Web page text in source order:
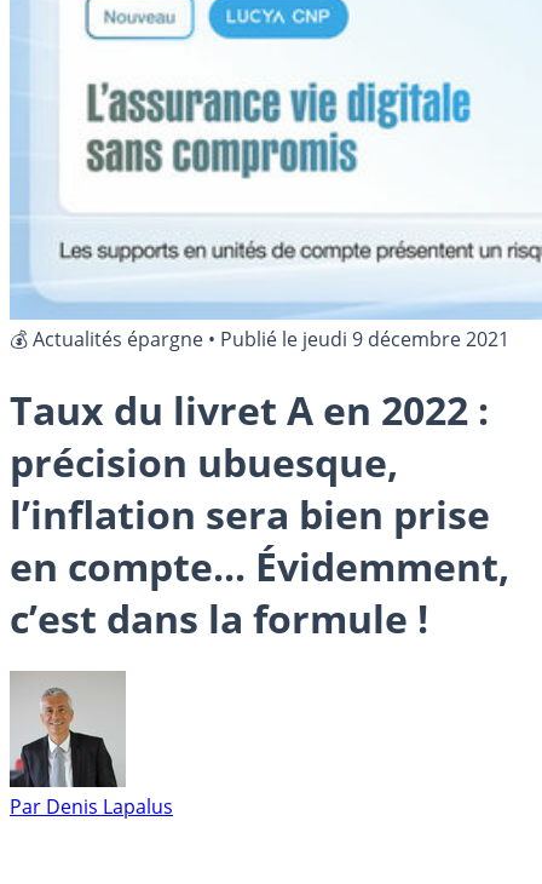
💰 Actualités épargne • Publié le jeudi 9 décembre 2021
Taux du livret A en 2022 :
précision ubuesque,
l’inflation sera bien prise
en compte... Évidemment,
c’est dans la formule !
Par Denis Lapalus